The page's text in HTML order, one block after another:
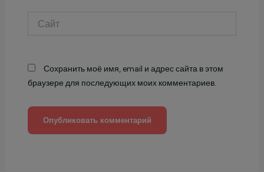
Сохранить моё имя, email и адрес сайта в этом
браузере для последующих моих комментариев.